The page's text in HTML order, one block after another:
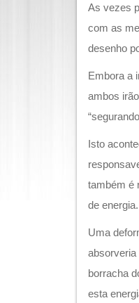
As vezes
com as
desenho
Embora a
ambos
Isto
também é
de energia.
Uma
absorveria
borracha
esta